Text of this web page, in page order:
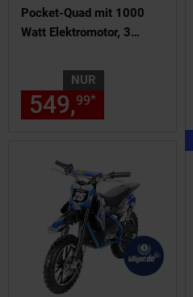
Pocket-Quad mit 1000
Watt Elektromotor, 3
bis 24 km/h
(Schwarz/Grün)
NUR
549,99*